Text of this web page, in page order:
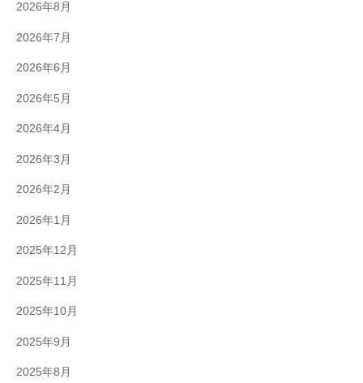
2026年8月
2026年7月
2026年6月
2026年5月
2026年4月
2026年3月
2026年2月
2026年1月
2025年12月
2025年11月
2025年10月
2025年9月
2025年8月